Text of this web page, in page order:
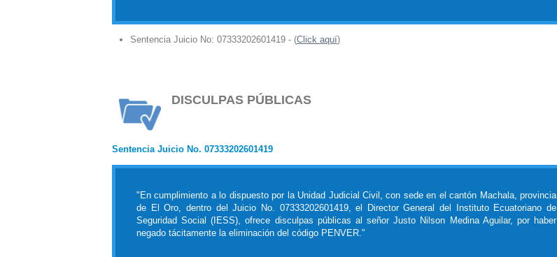
Sentencia Juicio No: 07333202601419 - (Click aquí)
DISCULPAS PÚBLICAS
Sentencia Juicio No. 07333202601419
"En cumplimiento a lo dispuesto por la Unidad Judicial Civil, con sede en el cantón Machala, provincia
de El Oro, dentro del Juicio No. 07333202601419, el Director General del Instituto Ecuatoriano de
Seguridad Social (IESS), ofrece disculpas públicas al señor Justo Nilson Medina Aguilar, por haber
negado tácitamente la eliminación del código PENVER."